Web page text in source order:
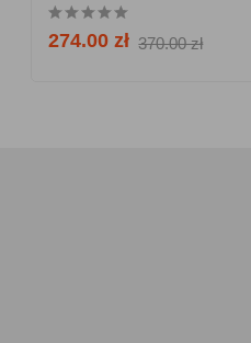
274.00 zł 370.00 zł